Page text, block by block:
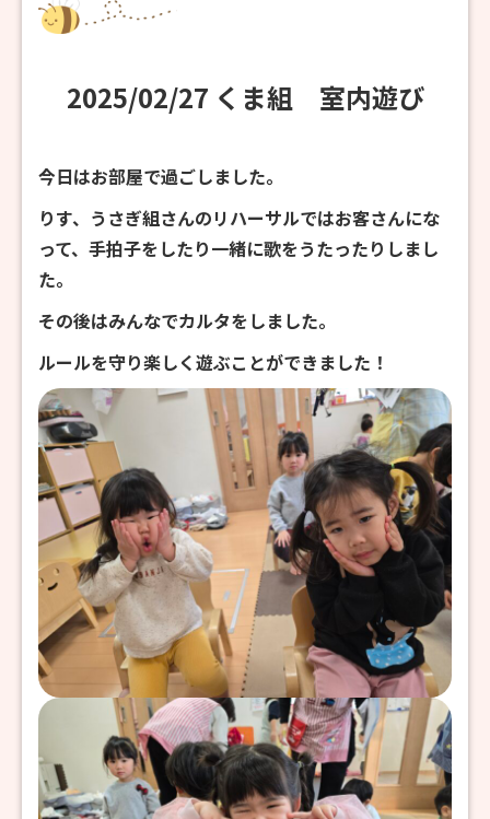
2025/02/27 くま組 室内遊び
今日はお部屋で過ごしました。
りす、うさぎ組さんのリハーサルではお客さんにな
って、手拍子をしたり一緒に歌をうたったりしまし
た。
その後はみんなでカルタをしました。
ルールを守り楽しく遊ぶことができました！